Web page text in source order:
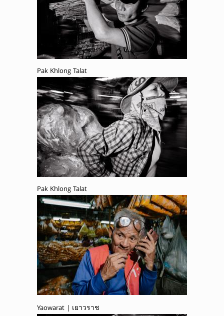
Pak Khlong Talat
Pak Khlong Talat
Yaowarat | เยาวราช